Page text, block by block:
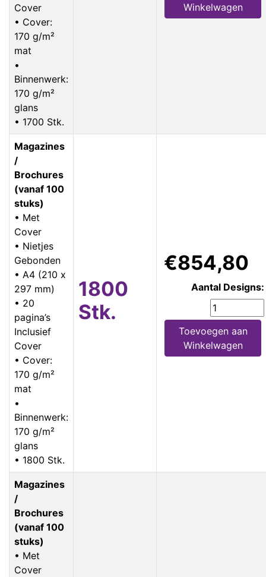
Cover
• Cover:
170 g/m²
mat
•
Binnenwerk:
170 g/m²
glans
• 1700 Stk.
Winkelwagen
Magazines
/
Brochures
(vanaf 100
stuks)
• Met
Cover
• Nietjes
Gebonden
• A4 (210 x
297 mm)
• 20
pagina’s
Inclusief
Cover
• Cover:
170 g/m²
mat
•
Binnenwerk:
170 g/m²
glans
• 1800 Stk.
1800
Stk.
€854,80
Aantal Designs:
Toevoegen aan
Winkelwagen
Magazines
/
Brochures
(vanaf 100
stuks)
• Met
Cover